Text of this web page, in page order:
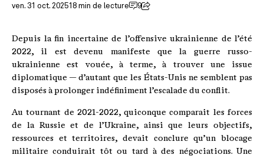
ven. 31 oct. 202518 min de lecture 9
Depuis la fin incertaine de l’offensive ukrainienne de l’été
2022, il est devenu manifeste que la guerre russo-
ukrainienne est vouée, à terme, à trouver une issue
diplomatique — d’autant que les États-Unis ne semblent pas
disposés à prolonger indéfiniment l’escalade du conflit.
Au tournant de 2021-2022, quiconque comparait les forces
de la Russie et de l’Ukraine, ainsi que leurs objectifs,
ressources et territoires, devait conclure qu’un blocage
militaire conduirait tôt ou tard à des négociations. Une